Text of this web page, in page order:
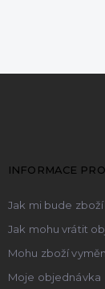
INFORMACE
Jak mi bude
Jak mohu vrátit
Mohu zboží
Moje objednávka